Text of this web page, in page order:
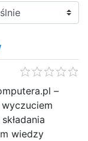
–
wiedzy